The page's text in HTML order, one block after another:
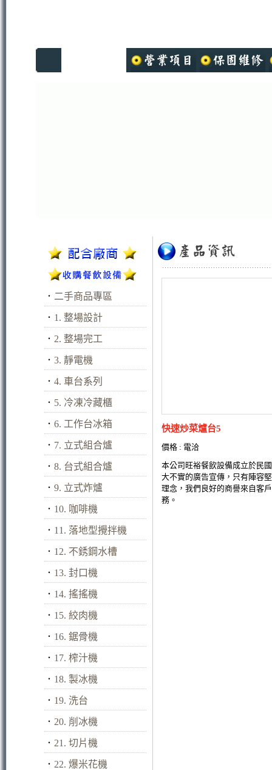
． 二手商品專區
． 1. 整場設計
． 2. 整場完工
． 3. 靜電機
． 4. 車台系列
． 5. 冷凍冷藏櫃
． 6. 工作台冰箱
． 7. 立式組合爐
． 8. 台式組合爐
． 9. 立式炸爐
． 10. 咖啡機
． 11. 落地型攪拌機
． 12. 不銹鋼水槽
． 13. 封口機
． 14. 搖搖機
． 15. 絞肉機
． 16. 鋸骨機
． 17. 榨汁機
． 18. 製冰機
． 19. 洗台
． 20. 削冰機
． 21. 切片機
． 22. 爆米花機
快速炒菜爐台5
價格 : 電洽
本公司旺裕餐飲設備成立於民
大不實的廣告宣傳，只有陣容
理念，我們良好的商譽來自客
務。